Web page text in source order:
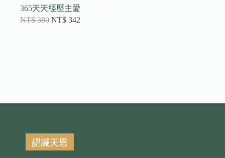
365天天經歷主愛
NT$380 NT$ 342
認識天恩